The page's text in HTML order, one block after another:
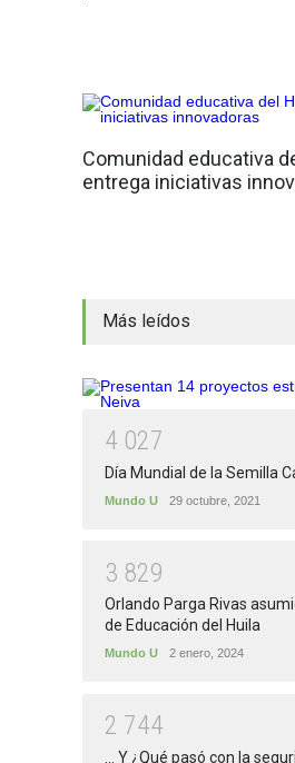
Comunidad educativa
entrega iniciativas
Más leídos
4 027
Día Mundial de la Semilla
Mundo U 29 octubre, 2021
3 829
Orlando Parga Rivas
de Educación del Huila
Mundo U 2 enero, 2024
2 744
... Y ¿Qué pasó con la